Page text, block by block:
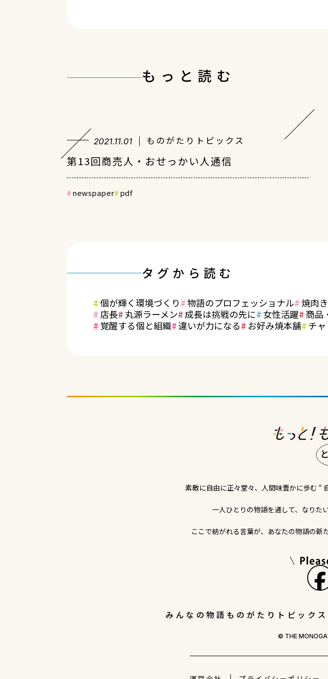
もっと読む
2021.11.01 ものがたりトピックス
第13回商売人・おせっかい人通信
newspaper pdf
タグから読む
個が輝く環境づくり 物語のプロフェッショナル 焼肉
店長
丸源ラーメン 成長は挑戦の先に 女性活躍 商品
覚醒する個と組織 違いが力になる お好み焼本舗 チ
素敵に自由に正々堂々、人間味豊かに歩む “
一人ひとりの物語を通して、なりた
ここで紡がれる言葉が、あなたの物語の新
みんなの物語 ものがたりトピックス
© THE